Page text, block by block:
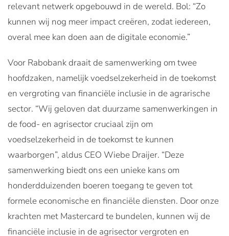
relevant netwerk opgebouwd in de wereld. Bol: “Zo
kunnen wij nog meer impact creëren, zodat iedereen,
overal mee kan doen aan de digitale economie.”
Voor Rabobank draait de samenwerking om twee
hoofdzaken, namelijk voedselzekerheid in de toekomst
en vergroting van financiële inclusie in de agrarische
sector. “Wij geloven dat duurzame samenwerkingen in
de food- en agrisector cruciaal zijn om
voedselzekerheid in de toekomst te kunnen
waarborgen”, aldus CEO Wiebe Draijer. “Deze
samenwerking biedt ons een unieke kans om
honderdduizenden boeren toegang te geven tot
formele economische en financiële diensten. Door onze
krachten met Mastercard te bundelen, kunnen wij de
financiële inclusie in de agrisector vergroten en